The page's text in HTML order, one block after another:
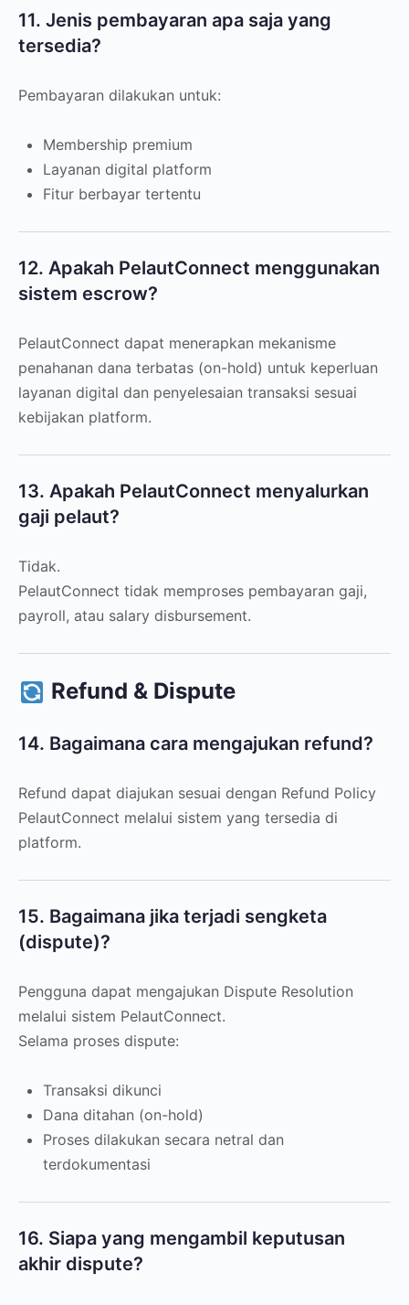
11. Jenis pembayaran apa saja yang
tersedia?
Pembayaran dilakukan untuk:
Membership premium
Layanan digital platform
Fitur berbayar tertentu
12. Apakah PelautConnect menggunakan
sistem escrow?
PelautConnect dapat menerapkan mekanisme
penahanan dana terbatas (on-hold) untuk keperluan
layanan digital dan penyelesaian transaksi sesuai
kebijakan platform.
13. Apakah PelautConnect menyalurkan
gaji pelaut?
Tidak.
PelautConnect tidak memproses pembayaran gaji,
payroll, atau salary disbursement.
Refund & Dispute
14. Bagaimana cara mengajukan refund?
Refund dapat diajukan sesuai dengan Refund Policy
PelautConnect melalui sistem yang tersedia di
platform.
15. Bagaimana jika terjadi sengketa
(dispute)?
Pengguna dapat mengajukan Dispute Resolution
melalui sistem PelautConnect.
Selama proses dispute:
Transaksi dikunci
Dana ditahan (on-hold)
Proses dilakukan secara netral dan
terdokumentasi
16. Siapa yang mengambil keputusan
akhir dispute?